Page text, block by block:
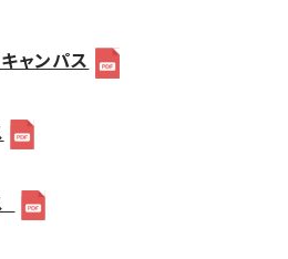
ャンパス